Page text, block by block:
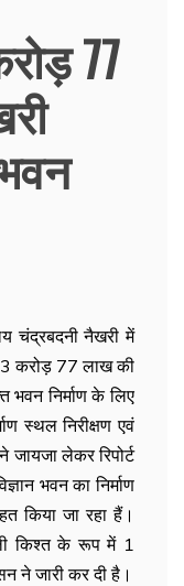
77
चंद्रबदनी नैखरी में
3 करोड़ 77 लाख की
भवन निर्माण के लिए
स्थल निरीक्षण एवं
जायजा लेकर रिपोर्ट
भवन का निर्माण
किया जा रहा हैं।
किश्त के रूप में 1
ने जारी कर दी है।